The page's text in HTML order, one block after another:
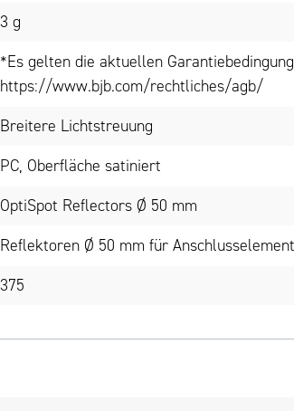
3 g
*Es gelten die aktuellen
https://www.bjb.com/rechtliches/agb/
Breitere Lichtstreuung
PC, Oberfläche satiniert
OptiSpot Reflectors Ø 50 mm
Reflektoren Ø 50 mm für
375